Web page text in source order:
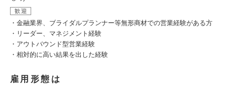
歓迎
・金融業界、ブライダルプランナー等無形商材での営業経験がある方
・リーダー、マネジメント経験
・アウトバウンド型営業経験
・相対的に高い結果を出した経験
雇用形態は